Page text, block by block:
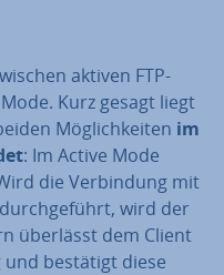
aktiven FTP-
Kurz gesagt liegt
Mög­lich­kei­ten im
: Im Active Mode
die Ver­bin­dung mit
wird der
überlässt dem Client
bestätigt diese